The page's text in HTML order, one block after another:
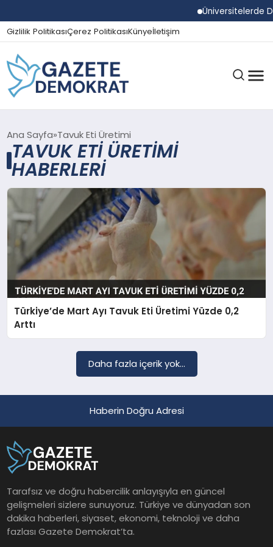
Üniversitelerde
Gizlilik PolitikasıÇerez PolitikasıKünyeİletişim
GÜNDEM
EKONOMI
SPOR
MAGAZIN
SAĞLIK
YAŞAM
Ana Sayfa Tavuk Eti Üretimi
TAVUK ETI ÜRETIMI
HABERLERI
Türkiye’de Mart Ayı Tavuk Eti Üretimi Yüzde 0,2
Arttı
Daha fazla içerik yok...
Haberin Doğru Adresi
Tarafsız ve doğru habercilik anlayışıyla en güncel
gelişmeleri sizlere sunuyoruz. Türkiye ve dünyadan son
dakika haberleri, siyaset, ekonomi, teknoloji ve daha
fazlası Gazete Demokrat’ta.